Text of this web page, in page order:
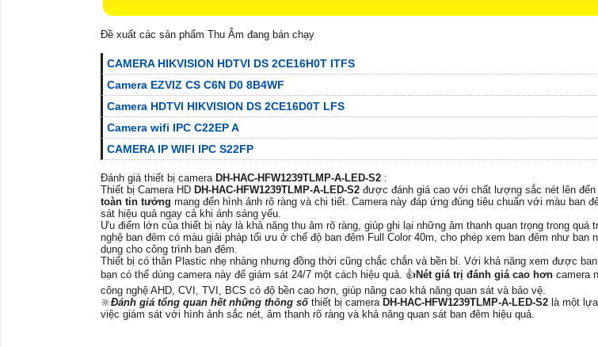
Đề xuất các sản phẩm Thu Âm đang bán chạy
CAMERA HIKVISION HDTVI DS 2CE16H0T ITFS
Camera EZVIZ CS C6N D0 8B4WF
Camera HDTVI HIKVISION DS 2CE16D0T LFS
Camera wifi IPC C22EP A
CAMERA IP WIFI IPC S22FP
Đánh giá thiết bị camera DH-HAC-HFW1239TLMP-A-LED-S2 :
Thiết bị Camera HD DH-HAC-HFW1239TLMP-A-LED-S2 được đánh giá cao với chất lượng sắc nét lên đến
toàn tin tưởng mang đến hình ảnh rõ ràng và chi tiết. Camera này đáp ứng đúng tiêu chuẩn với màu ban
sát hiệu quả ngay cả khi ánh sáng yếu.
Ưu điểm lớn của thiết bị này là khả năng thu âm rõ ràng, giúp ghi lại những âm thanh quan trọng trong quá
nghệ ban đêm có màu giải pháp tối ưu ở chế độ ban đêm Full Color 40m, cho phép xem ban đêm như ban
dụng cho công trình ban đêm.
Thiết bị có thân Plastic nhẹ nhàng nhưng đồng thời cũng chắc chắn và bền bỉ. Với khả năng xem được ban
bạn có thể dùng camera này để giám sát 24/7 một cách hiệu quả. 👍Nét giá trị đánh giá cao hơn camera
công nghệ AHD, CVI, TVI, BCS có độ bền cao hơn, giúp nâng cao khả năng quan sát và bảo vệ.
🔆Đánh giá tổng quan hết những thông số thiết bị camera DH-HAC-HFW1239TLMP-A-LED-S2 là một
việc giám sát với hình ảnh sắc nét, âm thanh rõ ràng và khả năng quan sát ban đêm hiệu quả.